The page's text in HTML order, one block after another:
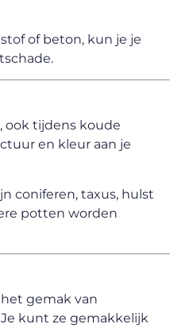
of beton, kun je je
ook tijdens koude
en kleur aan je
coniferen, taxus, hulst
potten worden
gemak van
kunt ze gemakkelijk